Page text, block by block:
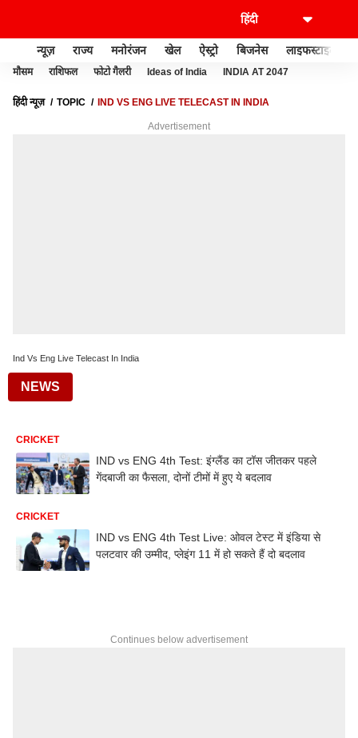
न्यूज़ राज्य मनोरंजन खेल ऐस्ट्रो बिजनेस लाइफस्टाइल
मौसम राशिफल फोटो गैलरी Ideas of India INDIA AT 2047
हिंदी न्यूज़ TOPIC IND VS ENG LIVE TELECAST IN INDIA
Advertisement
Ind Vs Eng Live Telecast In India
NEWS
CRICKET
IND vs ENG 4th Test: इंग्लैंड का टॉस जीतकर पहले
गेंदबाजी का फैसला, दोनों टीमों में हुए ये बदलाव
CRICKET
IND vs ENG 4th Test Live: ओवल टेस्ट में इंडिया से
पलटवार की उम्मीद, प्लेइंग 11 में हो सकते हैं दो बदलाव
Continues below advertisement